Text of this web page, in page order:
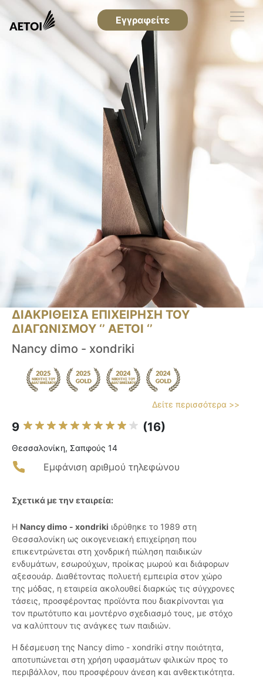
Εγγραφείτε
ΔΙΑΚΡΙΘΕΙΣΑ ΕΠΙΧΕΙΡΗΣΗ ΤΟΥ
ΔΙΑΓΩΝΙΣΜΟΥ ‘’ ΑΕΤΟΙ ‘’
Nancy dimo - xondriki
Δείτε περισσότερα >>
9 (16)
Θεσσαλονίκη, Σαπφούς 14
Εμφάνιση αριθμού τηλεφώνου
Σχετικά με την εταιρεία:
Η Nancy dimo - xondriki ιδρύθηκε το 1989 στη
Θεσσαλονίκη ως οικογενειακή επιχείρηση που
επικεντρώνεται στη χονδρική πώληση παιδικών
ενδυμάτων, εσωρούχων, προίκας μωρού και διάφορων
αξεσουάρ. Διαθέτοντας πολυετή εμπειρία στον χώρο
της μόδας, η εταιρεία ακολουθεί διαρκώς τις σύγχρονες
τάσεις, προσφέροντας προϊόντα που διακρίνονται για
τον πρωτότυπο και μοντέρνο σχεδιασμό τους, με στόχο
να καλύπτουν τις ανάγκες των παιδιών.
Η δέσμευση της Nancy dimo - xondriki στην ποιότητα,
αποτυπώνεται στη χρήση υφασμάτων φιλικών προς το
περιβάλλον, που προσφέρουν άνεση και ανθεκτικότητα.